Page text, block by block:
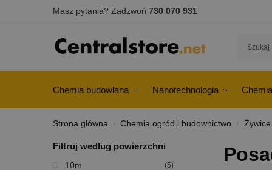
Masz pytania? Zadzwoń 730 070 931
Chemia budowlana Nanotechnologia
Strona główna / Chemia ogród i budownictwo / Żywice
Filtruj według powierzchni
10m (5)